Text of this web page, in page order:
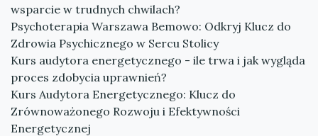
wsparcie w trudnych chwilach?
Psychoterapia Warszawa Bemowo: Odkryj Klucz do
Zdrowia Psychicznego w Sercu Stolicy
Kurs audytora energetycznego - ile trwa i jak wygląda
proces zdobycia uprawnień?
Kurs Audytora Energetycznego: Klucz do
Zrównoważonego Rozwoju i Efektywności
Energetycznej